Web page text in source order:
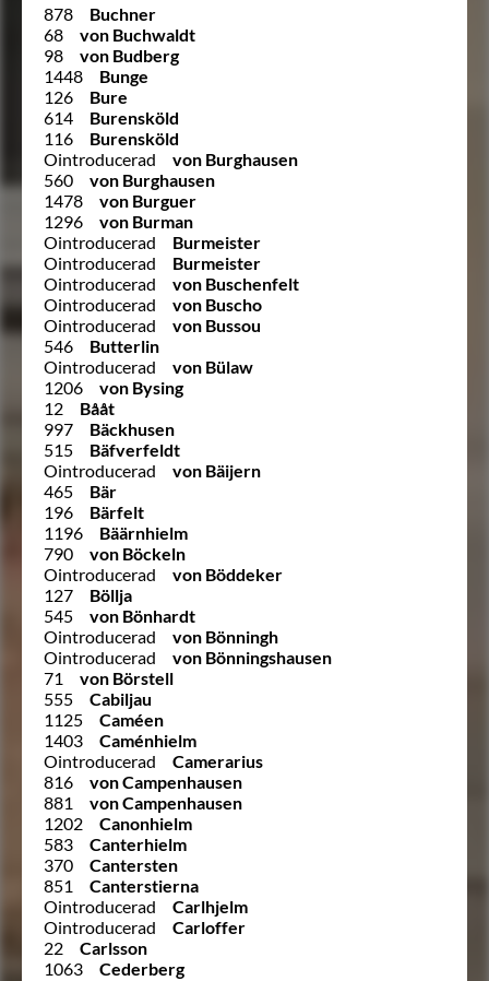
878
Buchner
68
von Buchwaldt
98
von Budberg
1448
Bunge
126
Bure
614
Burensköld
116
Burensköld
Ointroducerad
von Burghausen
560
von Burghausen
1478
von Burguer
1296
von Burman
Ointroducerad
Burmeister
Ointroducerad
Burmeister
Ointroducerad
von Buschenfelt
Ointroducerad
von Buscho
Ointroducerad
von Bussou
546
Butterlin
Ointroducerad
von Bülaw
1206
von Bysing
12
Bååt
997
Bäckhusen
515
Bäfverfeldt
Ointroducerad
von Bäijern
465
Bär
196
Bärfelt
1196
Bäärnhielm
790
von Böckeln
Ointroducerad
von Böddeker
127
Böllja
545
von Bönhardt
Ointroducerad
von Bönningh
Ointroducerad
von Bönningshausen
71
von Börstell
555
Cabiljau
1125
Caméen
1403
Caménhielm
Ointroducerad
Camerarius
816
von Campenhausen
881
von Campenhausen
1202
Canonhielm
583
Canterhielm
370
Cantersten
851
Canterstierna
Ointroducerad
Carlhjelm
Ointroducerad
Carloffer
22
Carlsson
1063
Cederberg